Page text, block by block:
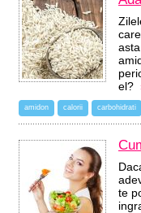
el?
amidon calorii carbohidrati
te